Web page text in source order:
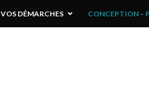
VOS DÉMARCHES CONCEPTION –